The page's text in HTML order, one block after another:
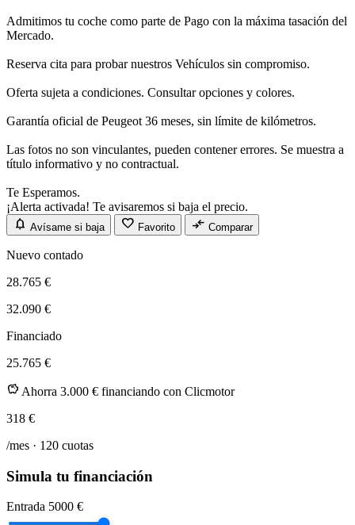
Admitimos tu coche como parte de Pago con la máxima tasación del
Mercado.
Reserva cita para probar nuestros Vehículos sin compromiso.
Oferta sujeta a condiciones. Consultar opciones y colores.
Garantía oficial de Peugeot 36 meses, sin límite de kilómetros.
Las fotos no son vinculantes, pueden contener errores. Se muestra a
título informativo y no contractual.
Te Esperamos.
¡Alerta activada! Te avisaremos si baja el precio.
notifications Avísame si baja favorite Favorito compare_arrows Comparar
Nuevo contado
28.765 €
32.090 €
Financiado
25.765 €
savings Ahorra 3.000 € financiando con Clicmotor
318 €
/mes · 120 cuotas
Simula tu financiación
Entrada 5000 €